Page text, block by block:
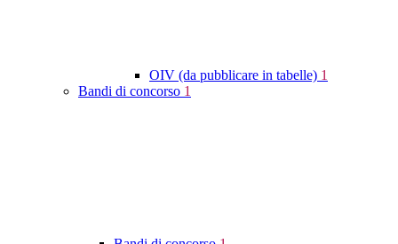
OIV (da pubblicare in tabelle) 1
Bandi di concorso 1